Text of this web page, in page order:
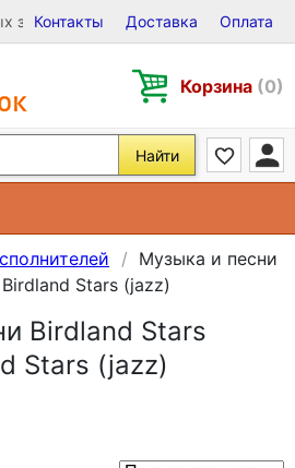
записей на Виниле, CD и DVD
Контакты Доставка Оплата
Корзина (0)
Найти
Музыка и песни
Stars (jazz)
Birdland Stars
Stars (jazz)